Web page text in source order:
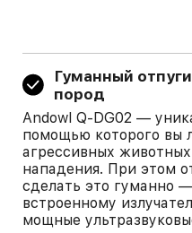
Гуманный
пород
Andowl Q-DG02 —
помощью которого вы
агрессивных
нападения. При этом
сделать это гуманно
встроенному
мощные